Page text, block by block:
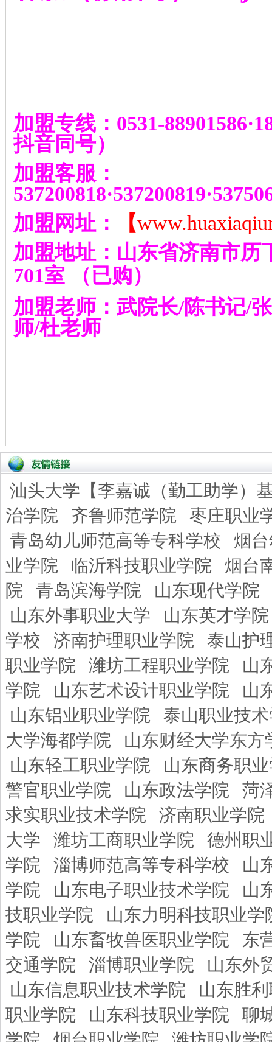
加盟专线： 0531-88901586·
抖音同号）
加盟客服：
537200818·537200819·
加盟网址：
【
加盟地址：山东省济南市历
701室
（已购）
加盟老师：武院长/陈书记/
师/杜老师
汕头大学【李嘉诚（勤工助学）
治学院
齐鲁师范学院
枣庄职业
青岛幼儿师范高等专科学校
烟
业学院
临沂科技职业学院
烟台
院
青岛滨海学院
山东现代学院
山东外事职业大学
山东英才学院
学校
济南护理职业学院
泰山护
职业学院
潍坊工程职业学院
山
学院
山东艺术设计职业学院
山
山东铝业职业学院
泰山职业技
大学海都学院
山东财经大学东方
山东轻工职业学院
山东商务职
警官职业学院
山东政法学院
菏
求实职业技术学院
济南职业学院
大学
潍坊工商职业学院
德州职
学院
淄博师范高等专科学校
山
学院
山东电子职业技术学院
山
技职业学院
山东力明科技职业学
学院
山东畜牧兽医职业学院
东
交通学院
淄博职业学院
山东外
山东信息职业技术学院
山东胜
职业学院
山东科技职业学院
聊